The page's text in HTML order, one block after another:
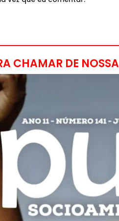
CHAMAR DE NOSSA